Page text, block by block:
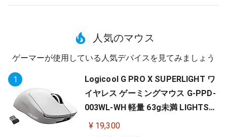
人気のマウス
ゲーマーが使用している人気デバイスを見てみましょう
1
Logicool G PRO X SUPERLIGHT ワ
イヤレス ゲーミングマウス G-PPD-
003WL-WH 軽量 63g未満 LIGHTSP
EED HERO 25Kセンサー POWERPLA
¥ 19,300